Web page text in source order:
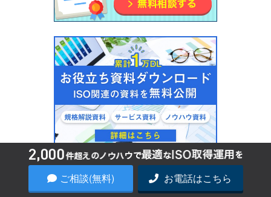
ご相談(無料) お電話はこちら